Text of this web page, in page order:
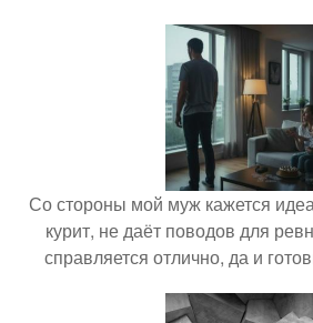
Со стороны мой муж кажется
курит, не даёт поводов для
справляется отлично, да и